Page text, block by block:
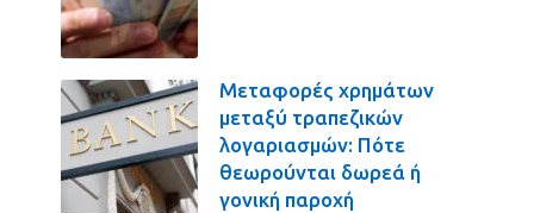
Μεταφορές χρημάτων
μεταξύ τραπεζικών
λογαριασμών: Πότε
θεωρούνται δωρεά ή
γονική παροχή